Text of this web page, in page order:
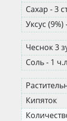
Сахар - 3
Уксус (9%)
Чеснок 3
Соль - 1 ч.л
Кипяток